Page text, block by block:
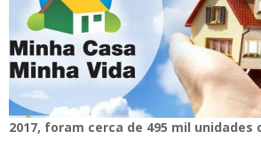
2017, foram cerca de 495 mil